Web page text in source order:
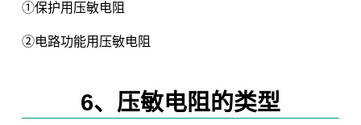
①保护用压敏电阻
②电路功能用压敏电阻
6、压敏电阻的类型